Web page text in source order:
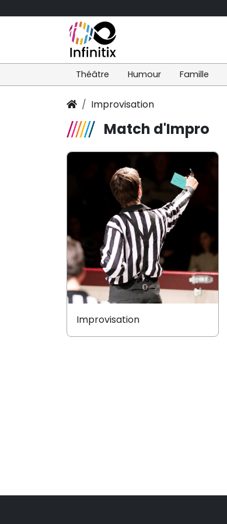
Théâtre Humour Famille
Improvisation
Match d'Impro
Improvisation